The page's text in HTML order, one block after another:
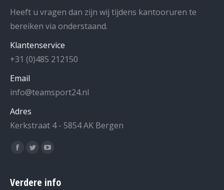
Heeft u vragen dan zijn wij tijdens kantooruren te
bereiken via onderstaand.
Klantenservice
+31 (0)485 212150
Email
info@teamsport24.nl
Adres
Kerkstraat 4 - 5854 AK Bergen
Vind ons op:
Facebook
opens
Twitter
opens
YouTube
opens
Verdere info